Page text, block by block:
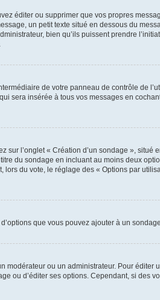
éditer ou supprimer que vos propres
un petit texte situé en dessous du
bien qu’ils puissent prendre
de votre panneau de contrôle de
sera insérée à tous vos messages en
l’onglet « Création d’un sondage »,
du sondage en incluant au moins deux
du vote, le réglage des « Options par
que vous pouvez ajouter à un
ou un administrateur. Pour
ou d’éditer ses options. Cependant, si